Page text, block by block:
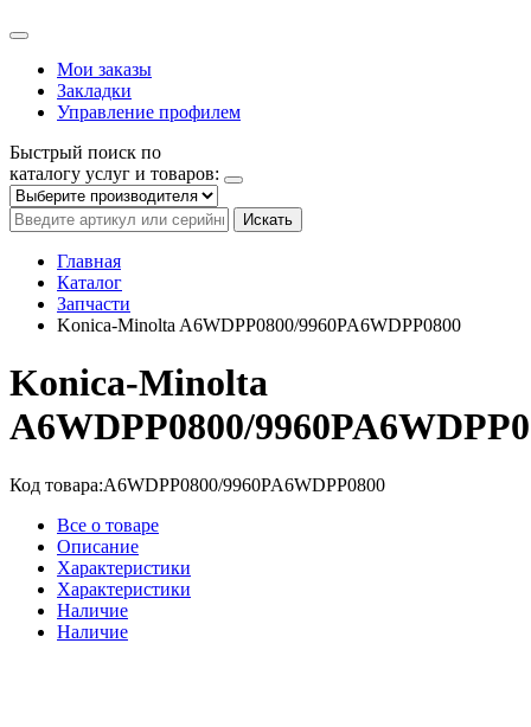
Мои заказы
Закладки
Управление профилем
Быстрый поиск по
каталогу услуг и товаров:
Искать
Главная
Каталог
Запчасти
Konica-Minolta A6WDPP0800/9960PA6WDPP0800
Konica-Minolta
A6WDPP0800/
Код товара:A6WDPP0800/9960PA6WDPP0800
Все о товаре
Описание
Характеристики
Характеристики
Наличие
Наличие